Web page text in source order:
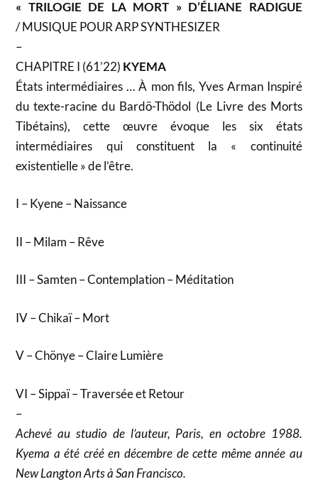
« TRILOGIE DE LA MORT » D’ÉLIANE RADIGUE
/ MUSIQUE POUR ARP SYNTHESIZER
–
CHAPITRE I (61’22) KYEMA
États intermédiaires … À mon fils, Yves Arman Inspiré
du texte-racine du Bardö-Thödol (Le Livre des Morts
Tibétains), cette œuvre évoque les six états
intermédiaires qui constituent la « continuité
existentielle » de l’être.
I – Kyene – Naissance
II – Milam – Rêve
III – Samten – Contemplation – Méditation
IV – Chikaï – Mort
V – Chönye – Claire Lumière
VI – Sippaï – Traversée et Retour
–
Achevé au studio de l’auteur, Paris, en octobre 1988.
Kyema a été créé en décembre de cette même année au
New Langton Arts à San Francisco.